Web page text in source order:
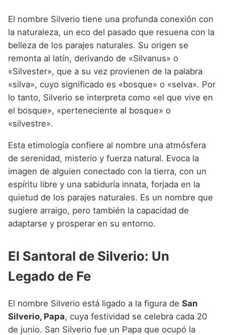
Nombres de niño que empiezan por S
Nombres de niño que empiezan por T
Nombres de niño que empiezan por U
Nombres de niño que empiezan por V
Nombres de niño que empiezan por W
Nombres de niño que empiezan por Z
El nombre Silverio tiene una profunda conexión con
la naturaleza, un eco del pasado que resuena con la
belleza de los parajes naturales. Su origen se
remonta al latín, derivando de «Silvanus» o
«Silvester», que a su vez provienen de la palabra
«silva», cuyo significado es «bosque» o «selva». Por
lo tanto, Silverio se interpreta como «el que vive en
el bosque», «perteneciente al bosque» o
«silvestre».
Esta etimología confiere al nombre una atmósfera
de serenidad, misterio y fuerza natural. Evoca la
imagen de alguien conectado con la tierra, con un
espíritu libre y una sabiduría innata, forjada en la
quietud de los parajes naturales. Es un nombre que
sugiere arraigo, pero también la capacidad de
adaptarse y prosperar en su entorno.
El Santoral de Silverio: Un
Legado de Fe
El nombre Silverio está ligado a la figura de San
Silverio, Papa, cuya festividad se celebra cada 20
de junio. San Silverio fue un Papa que ocupó la